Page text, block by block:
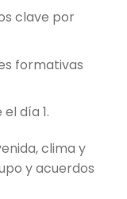
clave por
formativas
día 1.
clima y
y acuerdos